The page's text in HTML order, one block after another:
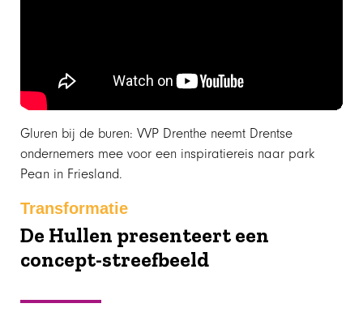
Transformatie
De Hullen presenteert een
concept-streefbeeld
Gluren bij de buren: VVP Drenthe neemt Drentse
ondernemers mee voor een inspiratiereis naar park
Pean in Friesland.